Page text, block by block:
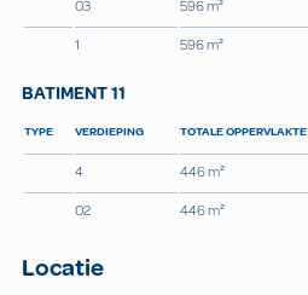
03
596 m²
1
596 m²
BATIMENT 11
TYPE VERDIEPING TOTALE OPPERVLAKTE
4
446 m²
02
446 m²
Locatie